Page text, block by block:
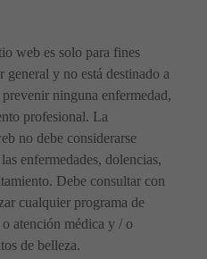
web es solo para fines
general y no está destinado a
ninguna enfermedad,
profesional. La
no debe considerarse
enfermedades, dolencias,
Debe consultar con
cualquier programa de
atención médica y / o
de belleza.